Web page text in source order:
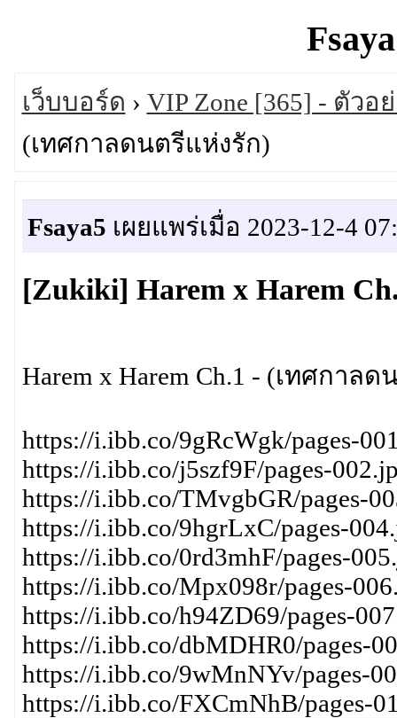
เว็บบอร์ด › VIP Zone [365] - ตัวอ
(เทศกาลดนตรีแห่งรัก)
Fsaya5 เผยแพร่เมื่อ 2023-12-4
[Zukiki] Harem x Harem
Harem x Harem Ch.1 - (เทศกาล
https://i.ibb.co/9gRcWgk/pages-
https://i.ibb.co/j5szf9F/pages-
https://i.ibb.co/TMvgbGR/pages-
https://i.ibb.co/9hgrLxC/pages-
https://i.ibb.co/0rd3mhF/pages-
https://i.ibb.co/Mpx098r/pages-
https://i.ibb.co/h94ZD69/pages-
https://i.ibb.co/dbMDHR0/pages-
https://i.ibb.co/9wMnNYv/pages-
https://i.ibb.co/FXCmNhB/pages-